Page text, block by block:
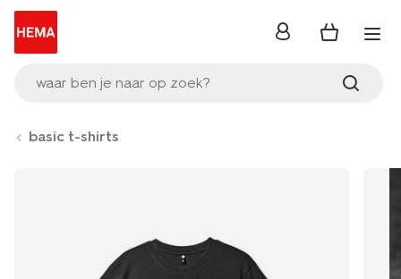
waar ben je naar op zoek?
inloggen
basic t-shirts